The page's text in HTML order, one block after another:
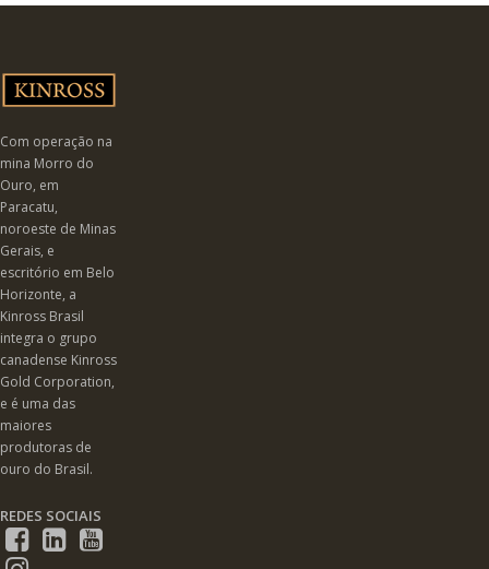
Com operação na
mina Morro do
Ouro, em
Paracatu,
noroeste de Minas
Gerais, e
escritório em Belo
Horizonte, a
Kinross Brasil
integra o grupo
canadense Kinross
Gold Corporation,
e é uma das
maiores
produtoras de
ouro do Brasil.
REDES SOCIAIS